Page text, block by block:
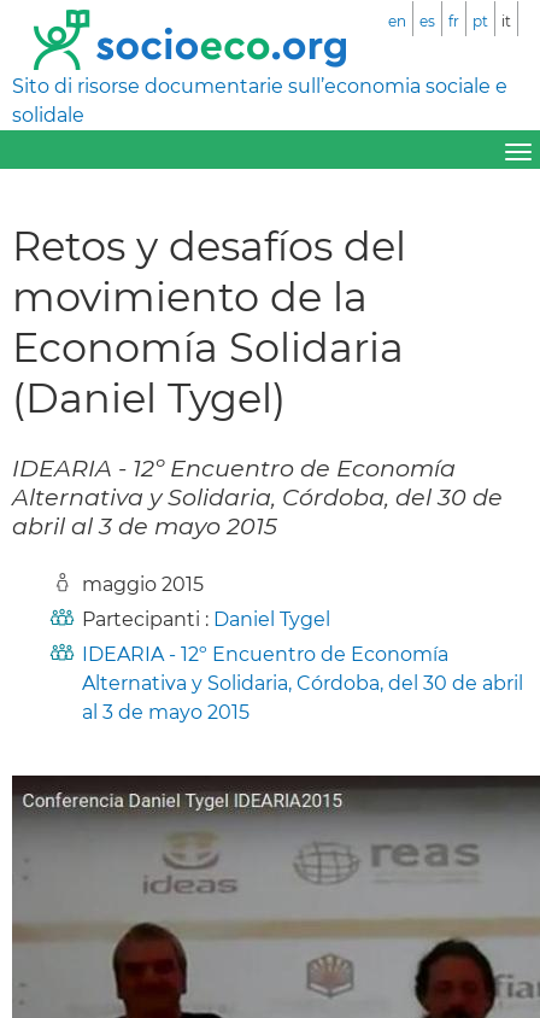
Sito di risorse documentarie sull’economia sociale e
solidale
en es fr pt it
Retos y desafíos del
movimiento de la
Economía Solidaria
(Daniel Tygel)
IDEARIA - 12º Encuentro de Economía
Alternativa y Solidaria, Córdoba, del 30 de
abril al 3 de mayo 2015
maggio 2015
Partecipanti : Daniel Tygel
IDEARIA - 12º Encuentro de Economía
Alternativa y Solidaria, Córdoba, del 30 de abril
al 3 de mayo 2015